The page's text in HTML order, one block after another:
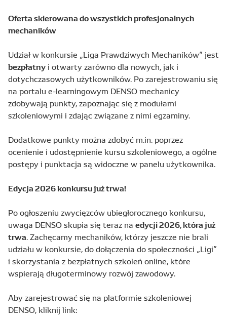
Oferta skierowana do wszystkich profesjonalnych
mechaników
Udział w konkursie „Liga Prawdziwych Mechaników” jest
bezpłatnyi otwarty zarówno dla nowych, jak i
dotychczasowych użytkowników. Po zarejestrowaniu się
na portalu e-learningowym DENSO mechanicy
zdobywają punkty, zapoznając się z modułami
szkoleniowymi i zdając związane z nimi egzaminy.
Dodatkowe punkty można zdobyć m.in. poprzez
ocenienie i udostępnienie kursu szkoleniowego, a ogólne
postępy i punktacja są widoczne w panelu użytkownika.
Edycja 2026 konkursu już trwa!
Po ogłoszeniu zwycięzców ubiegłorocznego konkursu,
uwaga DENSO skupia się teraz na edycji 2026, która już
trwa. Zachęcamy mechaników, którzy jeszcze nie brali
udziału w konkursie, do dołączenia do społeczności „Ligi”
i skorzystania z bezpłatnych szkoleń online, które
wspierają długoterminowy rozwój zawodowy.
Aby zarejestrować się na platformie szkoleniowej
DENSO, kliknij link: